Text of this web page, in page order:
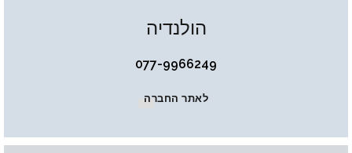
הולנדיה
077-9966249
לאתר החברה